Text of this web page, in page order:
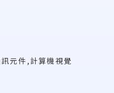
元件,計算機視覺